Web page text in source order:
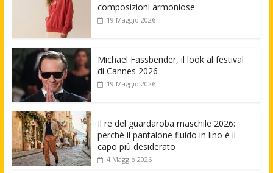
composizioni armoniose
19 Maggio 2026
Michael Fassbender, il look al festival
di Cannes 2026
19 Maggio 2026
Il re del guardaroba maschile 2026:
perché il pantalone fluido in lino è il
capo più desiderato
4 Maggio 2026